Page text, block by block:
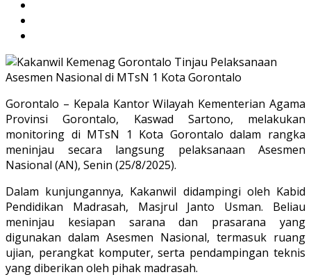
Gorontalo – Kepala Kantor Wilayah Kementerian Agama
Provinsi Gorontalo, Kaswad Sartono, melakukan
monitoring di MTsN 1 Kota Gorontalo dalam rangka
meninjau secara langsung pelaksanaan Asesmen
Nasional (AN), Senin (25/8/2025).
Dalam kunjungannya, Kakanwil didampingi oleh Kabid
Pendidikan Madrasah, Masjrul Janto Usman. Beliau
meninjau kesiapan sarana dan prasarana yang
digunakan dalam Asesmen Nasional, termasuk ruang
ujian, perangkat komputer, serta pendampingan teknis
yang diberikan oleh pihak madrasah.